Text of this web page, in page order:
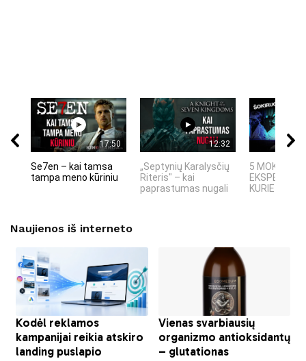
17:50
Se7en – kai tamsa
tampa meno kūriniu
12:32
„Septynių Karalysčių
Riteris" – kai
paprastumas nugali
5 MOKSLINIAI
KURIE
Naujienos iš interneto